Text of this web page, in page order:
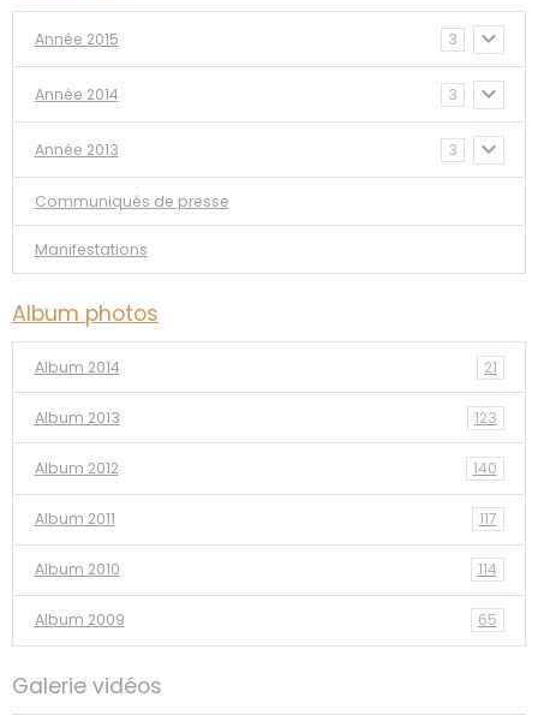
Année 2015 3
Année 2014 3
Année 2013 3
Communiqués de presse
Manifestations
Album photos
Album 2014 21
Album 2013 123
Album 2012 140
Album 2011 117
Album 2010 114
Album 2009 65
Galerie vidéos